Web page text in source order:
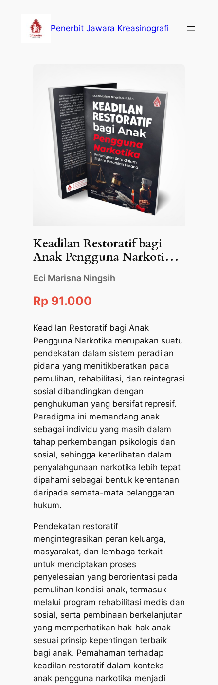
konten
Penerbit Jawara Kreasinografi
Keadilan Restoratif bagi
Anak Pengguna Narkotika:
Paradigma Baru dalam
Sistem Peradilan Pidana
Eci Marisna Ningsih
Rp 91.000
Keadilan Restoratif bagi Anak
Pengguna Narkotika merupakan suatu
pendekatan dalam sistem peradilan
pidana yang menitikberatkan pada
pemulihan, rehabilitasi, dan reintegrasi
sosial dibandingkan dengan
penghukuman yang bersifat represif.
Paradigma ini memandang anak
sebagai individu yang masih dalam
tahap perkembangan psikologis dan
sosial, sehingga keterlibatan dalam
penyalahgunaan narkotika lebih tepat
dipahami sebagai bentuk kerentanan
daripada semata-mata pelanggaran
hukum.
Pendekatan restoratif
mengintegrasikan peran keluarga,
masyarakat, dan lembaga terkait
untuk menciptakan proses
penyelesaian yang berorientasi pada
pemulihan kondisi anak, termasuk
melalui program rehabilitasi medis dan
sosial, serta pembinaan berkelanjutan
yang memperhatikan hak-hak anak
sesuai prinsip kepentingan terbaik
bagi anak. Pemahaman terhadap
keadilan restoratif dalam konteks
anak pengguna narkotika menjadi